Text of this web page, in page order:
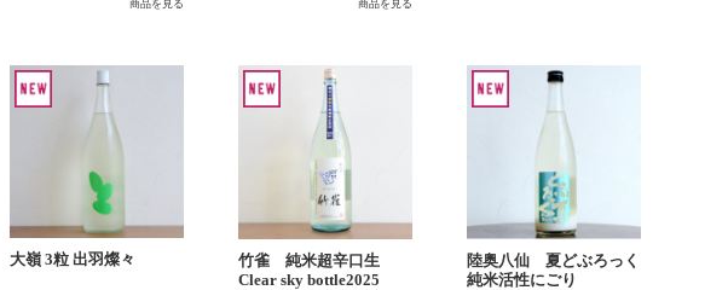
商品を見る 商品を見る
大嶺 3粒 出羽燦々
竹雀 純米超辛口生
Clear sky bottle2025
陸奥八仙 夏どぶろっく
純米活性にごり